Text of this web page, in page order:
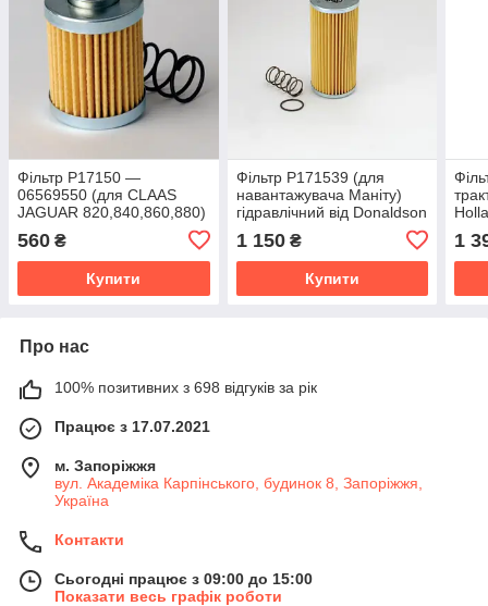
Фільтр P17150 —
06569550 (для CLAAS
JAGUAR 820,840,860,880)
гідравлічний від Donaldson
США
560 ₴
Купити
Фільтр P171539 (для
навантажувача Маніту)
гідравлічний від Donaldson
1 150₴
Купити
1
Про нас
100% позитивних з 698 відгуків за рік
Працює з 17.07.2021
м. Запоріжжя
вул. Академіка Карпінського, будинок 8, Запоріжжя,
Україна
Контакти
Сьогодні працює з 09:00 до 15:00
Показати весь графік роботи